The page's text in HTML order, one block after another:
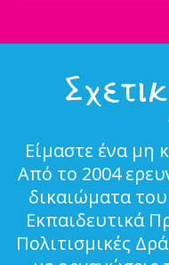
Είμαστε ένα μη
Από το 2004
δικαιώματα
Εκπαιδευτικά
Πολιτισμικές